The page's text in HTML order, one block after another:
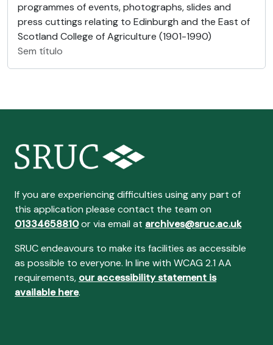
programmes of events, photographs, slides and
press cuttings relating to Edinburgh and the East of
Scotland College of Agriculture (1901-1990)
Sem título
If you are experiencing difficulties using any part of
this application please contact the team on
01334658810or via email at archives@sruc.ac.uk
SRUC endeavours to make its facilities as accessible
as possible to everyone. In line with WCAG 2.1 AA
requirements, our accessibility statement is
available here.